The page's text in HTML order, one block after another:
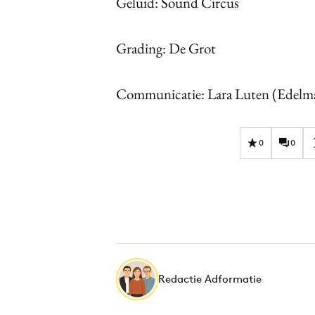
Grading: De Grot
Communicatie: Lara Luten
0 0
Redactie Adformatie